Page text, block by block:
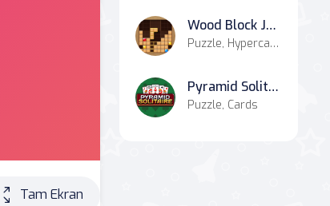
Tam Ekran
Wood Block Journey
Puzzle, Hypercasual
Pyramid Solitaire
Puzzle, Cards